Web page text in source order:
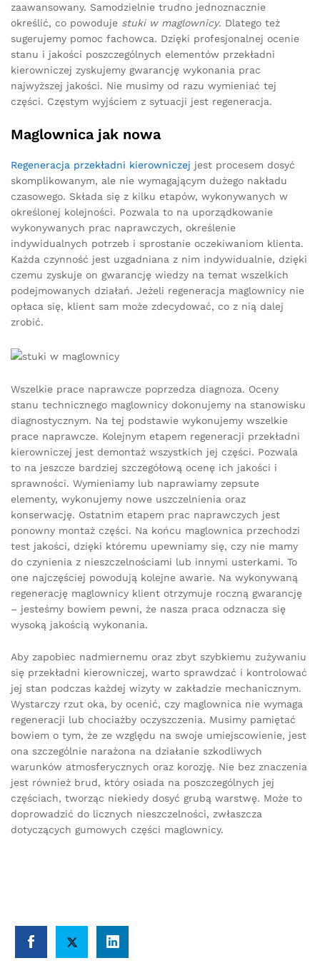
zaawansowany. Samodzielnie trudno jednoznacznie
określić, co powoduje stuki w maglownicy. Dlatego też
sugerujemy pomoc fachowca. Dzięki profesjonalnej ocenie
stanu i jakości poszczególnych elementów przekładni
kierowniczej zyskujemy gwarancję wykonania prac
najwyższej jakości. Nie musimy od razu wymieniać tej
części. Częstym wyjściem z sytuacji jest regeneracja.
Maglownica jak nowa
Regeneracja przekładni kierowniczej jest procesem dosyć
skomplikowanym, ale nie wymagającym dużego nakładu
czasowego. Składa się z kilku etapów, wykonywanych w
określonej kolejności. Pozwala to na uporządkowanie
wykonywanych prac naprawczych, określenie
indywidualnych potrzeb i sprostanie oczekiwaniom klienta.
Każda czynność jest uzgadniana z nim indywidualnie, dzięki
czemu zyskuje on gwarancję wiedzy na temat wszelkich
podejmowanych działań. Jeżeli regeneracja maglownicy nie
opłaca się, klient sam może zdecydować, co z nią dalej
zrobić.
Wszelkie prace naprawcze poprzedza diagnoza. Oceny
stanu technicznego maglownicy dokonujemy na stanowisku
diagnostycznym. Na tej podstawie wykonujemy wszelkie
prace naprawcze. Kolejnym etapem regeneracji przekładni
kierowniczej jest demontaż wszystkich jej części. Pozwala
to na jeszcze bardziej szczegółową ocenę ich jakości i
sprawności. Wymieniamy lub naprawiamy zepsute
elementy, wykonujemy nowe uszczelnienia oraz
konserwację. Ostatnim etapem prac naprawczych jest
ponowny montaż części. Na końcu maglownica przechodzi
test jakości, dzięki któremu upewniamy się, czy nie mamy
do czynienia z nieszczelnościami lub innymi usterkami. To
one najczęściej powodują kolejne awarie. Na wykonywaną
regenerację maglownicy klient otrzymuje roczną gwarancję
– jesteśmy bowiem pewni, że nasza praca odznacza się
wysoką jakością wykonania.
Aby zapobiec nadmiernemu oraz zbyt szybkiemu zużywaniu
się przekładni kierowniczej, warto sprawdzać i kontrolować
jej stan podczas każdej wizyty w zakładzie mechanicznym.
Wystarczy rzut oka, by ocenić, czy maglownica nie wymaga
regeneracji lub chociażby oczyszczenia. Musimy pamiętać
bowiem o tym, że ze względu na swoje umiejscowienie, jest
ona szczególnie narażona na działanie szkodliwych
warunków atmosferycznych oraz korozję. Nie bez znaczenia
jest również brud, który osiada na poszczególnych jej
częściach, tworząc niekiedy dosyć grubą warstwę. Może to
doprowadzić do licznych nieszczelności, zwłaszcza
dotyczących gumowych części maglownicy.